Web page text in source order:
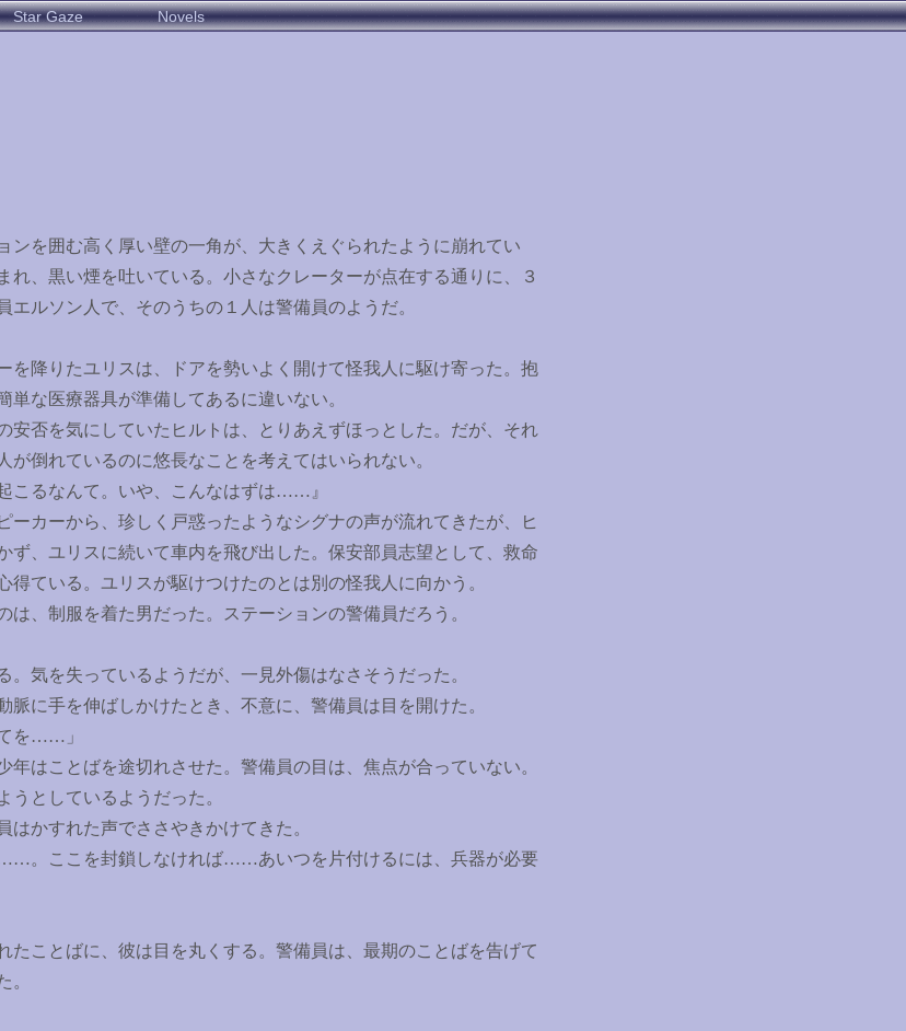
Star Gaze Novels
を囲む高く厚い壁の一角が、大きくえぐられたように崩れてい
れ、黒い煙を吐いている。小さなクレーターが点在する通りに、３
エルソン人で、そのうちの１人は警備員のようだ。
降りたユリスは、ドアを勢いよく開けて怪我人に駆け寄った。抱
単な医療器具が準備してあるに違いない。
否を気にしていたヒルトは、とりあえずほっとした。だが、それ
が倒れているのに悠長なことを考えてはいられない。
こるなんて。いや、こんなはずは…… 』
カーから、珍しく戸惑ったようなシグナの声が流れてきたが、ヒ
ず、ユリスに続いて車内を飛び出した。保安部員志望として、救命
得ている。ユリスが駆けつけたのとは別の怪我人に向かう。
、制服を着た男だった。ステーションの警備員だろう。
気を失っているようだが、一見外傷はなさそうだった。
に手を伸ばしかけたとき、不意に、警備員は目を開けた。
を …… 」
はことばを途切れさせた。警備員の目は、焦点が合っていない。
うとしているようだった。
かすれた声でささやきかけてきた。
。ここを封鎖しなければ……あいつを片付けるには、兵器が必要
ことばに、彼は目を丸くする。警備員は、最期のことばを告げて
。